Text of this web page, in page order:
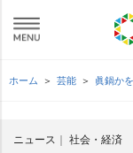
ホーム 芸能 眞鍋か
ニュース 社会・経済